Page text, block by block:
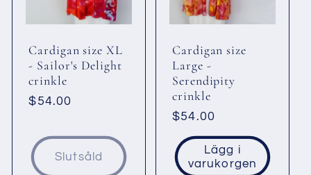
Cardigan size XL
- Sailor's Delight
crinkle
Ordinarie
$54.00
Slutsåld
Cardigan size
Large -
Serendipity
crinkle
Ordinarie
pris
$54.00
Lägg i
varukorgen